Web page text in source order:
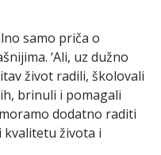
samo priča o
‘Ali, uz dužno
život radili, školovali
brinuli i pomagali
dodatno raditi
kvalitetu života i